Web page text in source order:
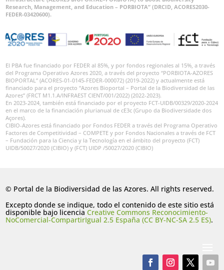
Research, Management, and Education – PORBIOTA” (DRCID, ACORES2030-
FEDER-03420600).
El PBA fue financiado por FEDER al 85%, y por fondos regionales al 15%, a través
del Programa Operativo Azores 2020, a través del proyecto “PORBIOTA-AZORES
BIOPORTAL” (ACORES-01-0145-FEDER-000072) (2019-2022) y actualmente está
financiado para el proyecto “Azores Bioportal – Portal de la Biodiversidad de las
Azores” (FRCT M1.1.A/INFRAEST CIENT/001/2022) (2022-2023).
En 2023-2024, también está financiado por el proyecto FCT-UIDB/00329/2020-2024
en el marco de la financiación plurianual de cE3c (Grupo da Biodiversidade dos
Açores).
CIBIO-Azores está financiado por Fondos FEDER a través del Programa Operativo
Factores de Competitividad – COMPETE y por Fondos Nacionales a través de FCT
– Fundación para la Ciencia y la Tecnología en el ámbito del proyecto (FCT)
UIDB/50027/2020 (CIBIO) y (FCT) UIDP /50027/2020 (CIBIO)
© Portal de la Biodiversidad de las Azores. All rights reserved.
Excepto donde se indique, todo el contenido de este sitio está
disponible bajo licenciaCreative Commons Reconocimiento-
NoComercial-CompartirIgual 2.5 España (CC BY-NC-SA 2.5 ES).